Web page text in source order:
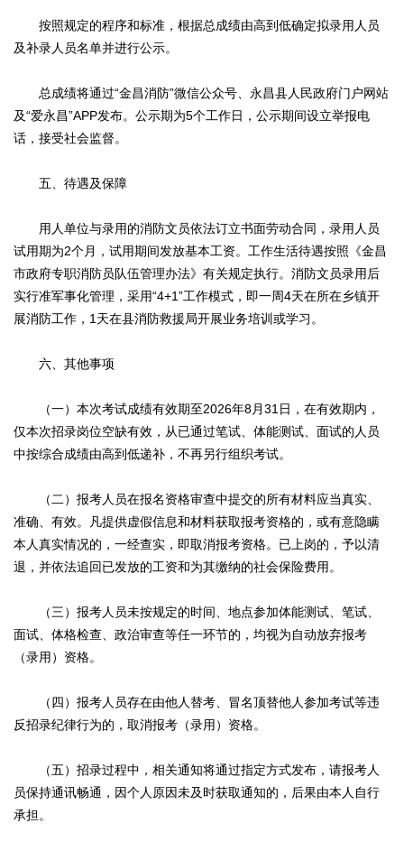
按照规定的程序和标准，根据总成绩由高到低确定拟录用人员
及补录人员名单并进行公示。
总成绩将通过“金昌消防”微信公众号、永昌县人民政府门户网站
及“爱永昌”APP发布。公示期为5个工作日，公示期间设立举报电
话，接受社会监督。
五、待遇及保障
用人单位与录用的消防文员依法订立书面劳动合同，录用人员
试用期为2个月，试用期间发放基本工资。工作生活待遇按照《金昌
市政府专职消防员队伍管理办法》有关规定执行。消防文员录用后
实行准军事化管理，采用“4+1”工作模式，即一周4天在所在乡镇开
展消防工作，1天在县消防救援局开展业务培训或学习。
六、其他事项
（一）本次考试成绩有效期至2026年8月31日，在有效期内，
仅本次招录岗位空缺有效，从已通过笔试、体能测试、面试的人员
中按综合成绩由高到低递补，不再另行组织考试。
（二）报考人员在报名资格审查中提交的所有材料应当真实、
准确、有效。凡提供虚假信息和材料获取报考资格的，或有意隐瞒
本人真实情况的，一经查实，即取消报考资格。已上岗的，予以清
退，并依法追回已发放的工资和为其缴纳的社会保险费用。
（三）报考人员未按规定的时间、地点参加体能测试、笔试、
面试、体格检查、政治审查等任一环节的，均视为自动放弃报考
（录用）资格。
（四）报考人员存在由他人替考、冒名顶替他人参加考试等违
反招录纪律行为的，取消报考（录用）资格。
（五）招录过程中，相关通知将通过指定方式发布，请报考人
员保持通讯畅通，因个人原因未及时获取通知的，后果由本人自行
承担。